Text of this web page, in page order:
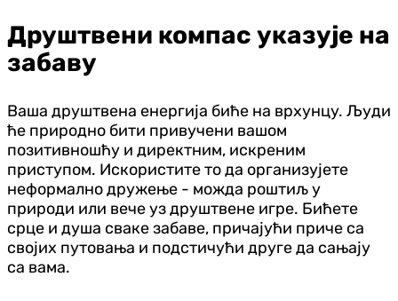
Друштвени компас указује на
забаву
Ваша друштвена енергија биће на врхунцу. Људи
ће природно бити привучени вашом
позитивношћу и директним, искреним
приступом. Искористите то да организујете
неформално дружење - можда роштиљ у
природи или вече уз друштвене игре. Бићете
срце и душа сваке забаве, причајући приче са
својих путовања и подстичући друге да сањају
са вама.